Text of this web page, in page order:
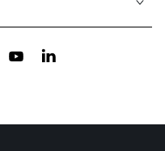
YouTubeLinkedIn